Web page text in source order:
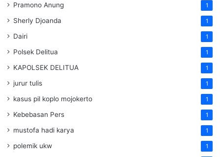
Pramono Anung 1
Sherly Djoanda 1
Dairi 1
Polsek Delitua 1
KAPOLSEK DELITUA 1
jurur tulis 1
kasus pil koplo mojokerto 1
Kebebasan Pers 1
mustofa hadi karya 1
polemik ukw 1